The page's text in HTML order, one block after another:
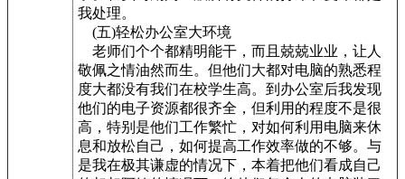
我处理。
(五)轻松办公室大环境
老师们个个都精明能干，而且兢兢业业，让人
敬佩之情油然而生。但他们大都对电脑的熟悉程
度大都没有我们在校学生高。到办公室后我发现
他们的电子资源都很齐全，但利用的程度不是很
高，特别是他们工作繁忙，对如何利用电脑来休
息和放松自己，如何提高工作效率做的不够。与
是我在极其谦虚的情况下，本着把他们看成自己